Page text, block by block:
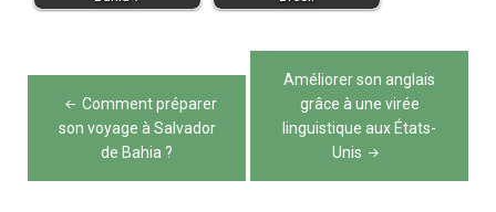
Navigation
de
l’article
Comment préparer
son voyage à Salvador
de Bahia ?
Améliorer son anglais
grâce à une virée
linguistique aux États-
Unis